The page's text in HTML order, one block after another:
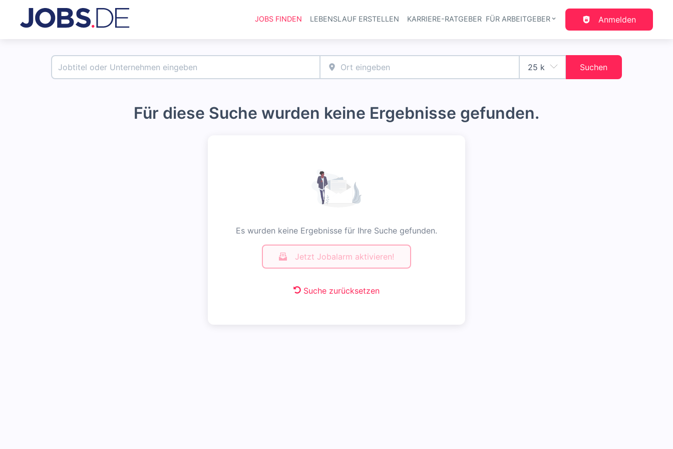
Haupt-Navigation
JOBS FINDEN LEBENSLAUF ERSTELLEN KARRIERE-RATGEBER FÜR ARBEITGEBER Anmelden
Suchen
Für diese Suche wurden keine Ergebnisse gefunden.
Es wurden keine Ergebnisse für Ihre Suche gefunden.
Jetzt Jobalarm aktivieren!
Suche zurücksetzen